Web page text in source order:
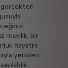
gerçekten
mavilik, bir
hayatın
yeniden